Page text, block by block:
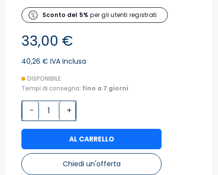
Sconto del 5% per gli utenti registrati
33,00 €
40,26 € IVA inclusa
DISPONIBILE
Tempi di consegna: fino a 7 giorni
- +
AL CARRELLO
Chiedi un'offerta